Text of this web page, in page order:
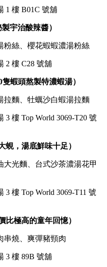
1 樓 B01C 號舖
宇治酸辣醬）
粉絲、櫻花蝦蝦濃湯粉絲
2 樓 C28 號舖
蝦頭熬製特濃蝦湯）
拉麵、牡蠣沙白蝦湯拉麵
3 樓 Top World 3069-T20 號
蜆，湯底鮮味十足）
大光麵、台式沙茶濃湯花甲
3 樓 Top World 3069-T11 號
比極高的童年回憶）
串燒、爽彈豬頸肉
3 樓 89B 號舖